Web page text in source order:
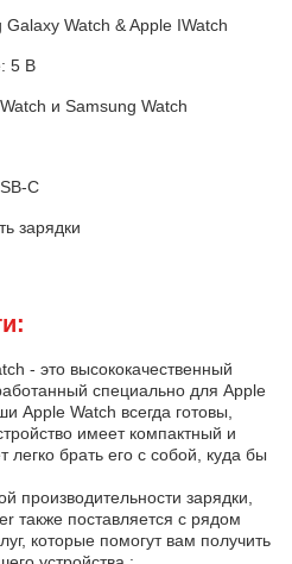
Watch & Apple IWatch
5 В
и Samsung Watch
C
зарядки
- это высококачественный
специально для Apple
Apple Watch всегда готовы,
имеет компактный и
легко брать его с собой, куда бы
производительности зарядки,
также поставляется с рядом
которые помогут вам получить